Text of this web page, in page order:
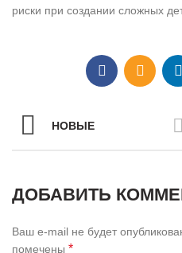
риски при создании сложных
НОВЫЕ
ДОБАВИТЬ
Ваш e-mail не будет
помечены *